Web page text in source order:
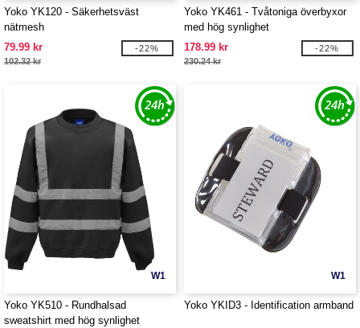
Yoko YK120 - Säkerhetsväst
nätmesh
79.99 kr
102.32 kr
-22%
Yoko YK461 - Tvåtoniga överbyxor
med hög synlighet
178.99 kr
230.24 kr
-22%
W1
Yoko YK510 - Rundhalsad
sweatshirt med hög synlighet
W1
Yoko YKID3 - Identification armband